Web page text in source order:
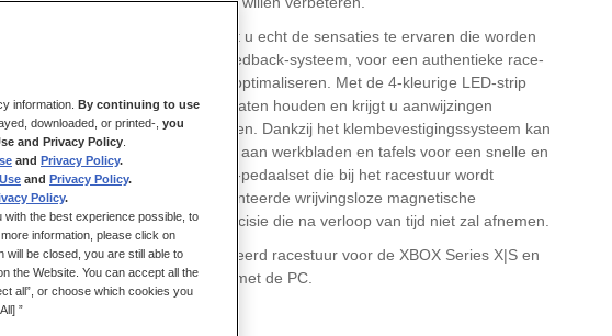
De lichtgewicht stuurhoepel helpt u echt de sensaties te ervaren die worden
doorgegeven door het Force Feedback-systeem, voor een authentieke race-
ervaring en om uw racelijnen te optimaliseren. Met de 4-kleurige LED-strip
kunt u het motortoerental in de gaten houden en krijgt u aanwijzingen
wanneer u het best kunt schakelen. Dankzij het klembevestigingssysteem kan
het racestuur worden aangepast aan werkbladen en tafels voor een snelle en
eenvoudige installatie. De T2PM-pedaalset die bij het racestuur wordt
geleverd, is voorzien van gepatenteerde wrijvingsloze magnetische
technologie, voor verbeterde precisie die na verloop van tijd niet zal afnemen.
De T128 is een officieel gelicentieerd racestuur voor de XBOX Series X|S en
de XBOX One, en is compatibel met de PC.
information. By continuing to use
downloaded, or printed-, you
and Privacy Policy
and Privacy Policy.
and Privacy Policy.
Policy.
the best experience possible, to
information, please click on
will be closed, you are still able to
the Website. You can accept all the
all”, or choose which cookies you
”